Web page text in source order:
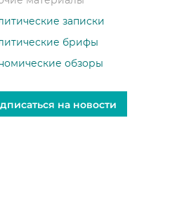
записки
брифы
обзоры
на новости